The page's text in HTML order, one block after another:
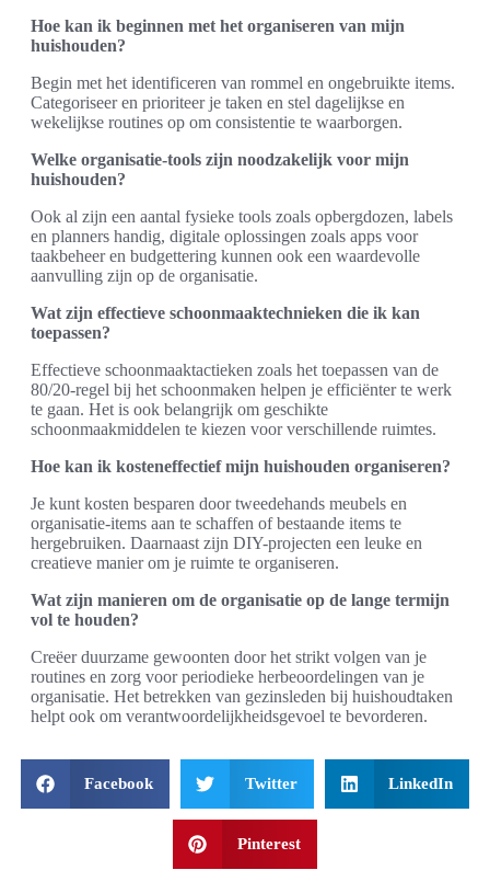
Hoe kan ik beginnen met het organiseren van mijn
huishouden?
Begin met het identificeren van rommel en ongebruikte items.
Categoriseer en prioriteer je taken en stel dagelijkse en
wekelijkse routines op om consistentie te waarborgen.
Welke organisatie-tools zijn noodzakelijk voor mijn
huishouden?
Ook al zijn een aantal fysieke tools zoals opbergdozen, labels
en planners handig, digitale oplossingen zoals apps voor
taakbeheer en budgettering kunnen ook een waardevolle
aanvulling zijn op de organisatie.
Wat zijn effectieve schoonmaaktechnieken die ik kan
toepassen?
Effectieve schoonmaaktactieken zoals het toepassen van de
80/20-regel bij het schoonmaken helpen je efficiënter te werk
te gaan. Het is ook belangrijk om geschikte
schoonmaakmiddelen te kiezen voor verschillende ruimtes.
Hoe kan ik kosteneffectief mijn huishouden organiseren?
Je kunt kosten besparen door tweedehands meubels en
organisatie-items aan te schaffen of bestaande items te
hergebruiken. Daarnaast zijn DIY-projecten een leuke en
creatieve manier om je ruimte te organiseren.
Wat zijn manieren om de organisatie op de lange termijn
vol te houden?
Creëer duurzame gewoonten door het strikt volgen van je
routines en zorg voor periodieke herbeoordelingen van je
organisatie. Het betrekken van gezinsleden bij huishoudtaken
helpt ook om verantwoordelijkheidsgevoel te bevorderen.
Facebook Twitter LinkedIn
Pinterest